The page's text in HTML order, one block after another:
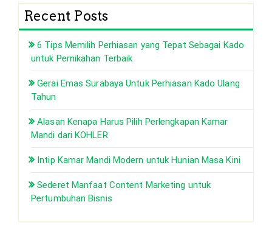
Recent Posts
6 Tips Memilih Perhiasan yang Tepat Sebagai Kado
untuk Pernikahan Terbaik
Gerai Emas Surabaya Untuk Perhiasan Kado Ulang
Tahun
Alasan Kenapa Harus Pilih Perlengkapan Kamar
Mandi dari KOHLER
Intip Kamar Mandi Modern untuk Hunian Masa Kini
Sederet Manfaat Content Marketing untuk
Pertumbuhan Bisnis